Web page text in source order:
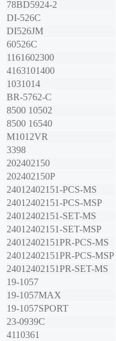
78BD5924-2
DI-526C
DI526JM
60526C
1161602300
4163101400
1031014
BR-5762-C
8500 10502
8500 16540
M1012VR
3398
202402150
202402150P
24012402151-PCS-MS
24012402151-PCS-MSP
24012402151-SET-MS
24012402151-SET-MSP
24012402151PR-PCS-MS
24012402151PR-PCS-MSP
24012402151PR-SET-MS
19-1057
19-1057MAX
19-1057SPORT
23-0939C
4110361